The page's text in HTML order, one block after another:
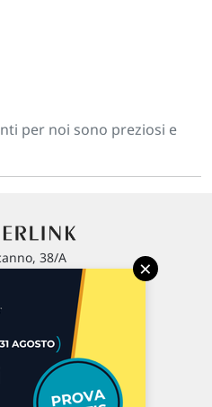
per noi sono preziosi e
38/A
460 401
siamo
segnalazioni
×